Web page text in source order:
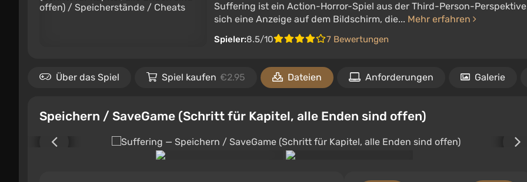
Suffering ist ein Action-Horror-Spiel aus der Third-Person-
sich eine Anzeige auf dem Bildschirm, die... Mehr erfahren
Spieler:8.5/10 7 Bewertungen
Über das Spiel Spiel kaufen €2.95 Dateien Anforderungen Galerie
Speichern / SaveGame (Schritt für Kapitel, alle Enden sind offen)